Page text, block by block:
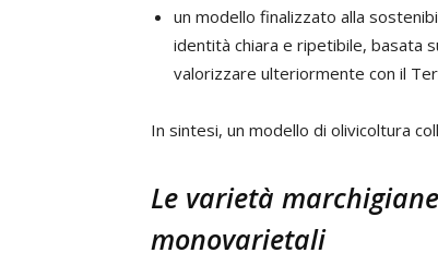
un modello finalizzato alla
identità chiara e ripetibile, basata
valorizzare ulteriormente con il
In sintesi, un modello di olivicoltura
Le varietà
monovarietali